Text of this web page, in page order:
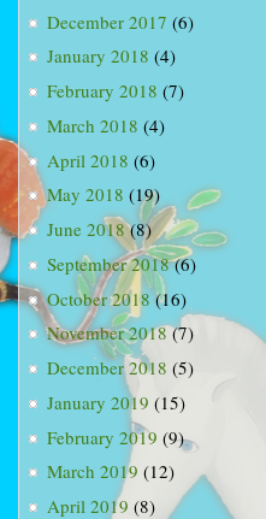
December 2017 (6)
January 2018 (4)
February 2018 (7)
March 2018 (4)
April 2018 (6)
May 2018 (19)
June 2018(8)
September 2018(6)
October 2018(16)
November 2018(7)
December 2018 (5)
January 2019 (15)
February 2019 (9)
March 2019 (12)
April 2019 (8)